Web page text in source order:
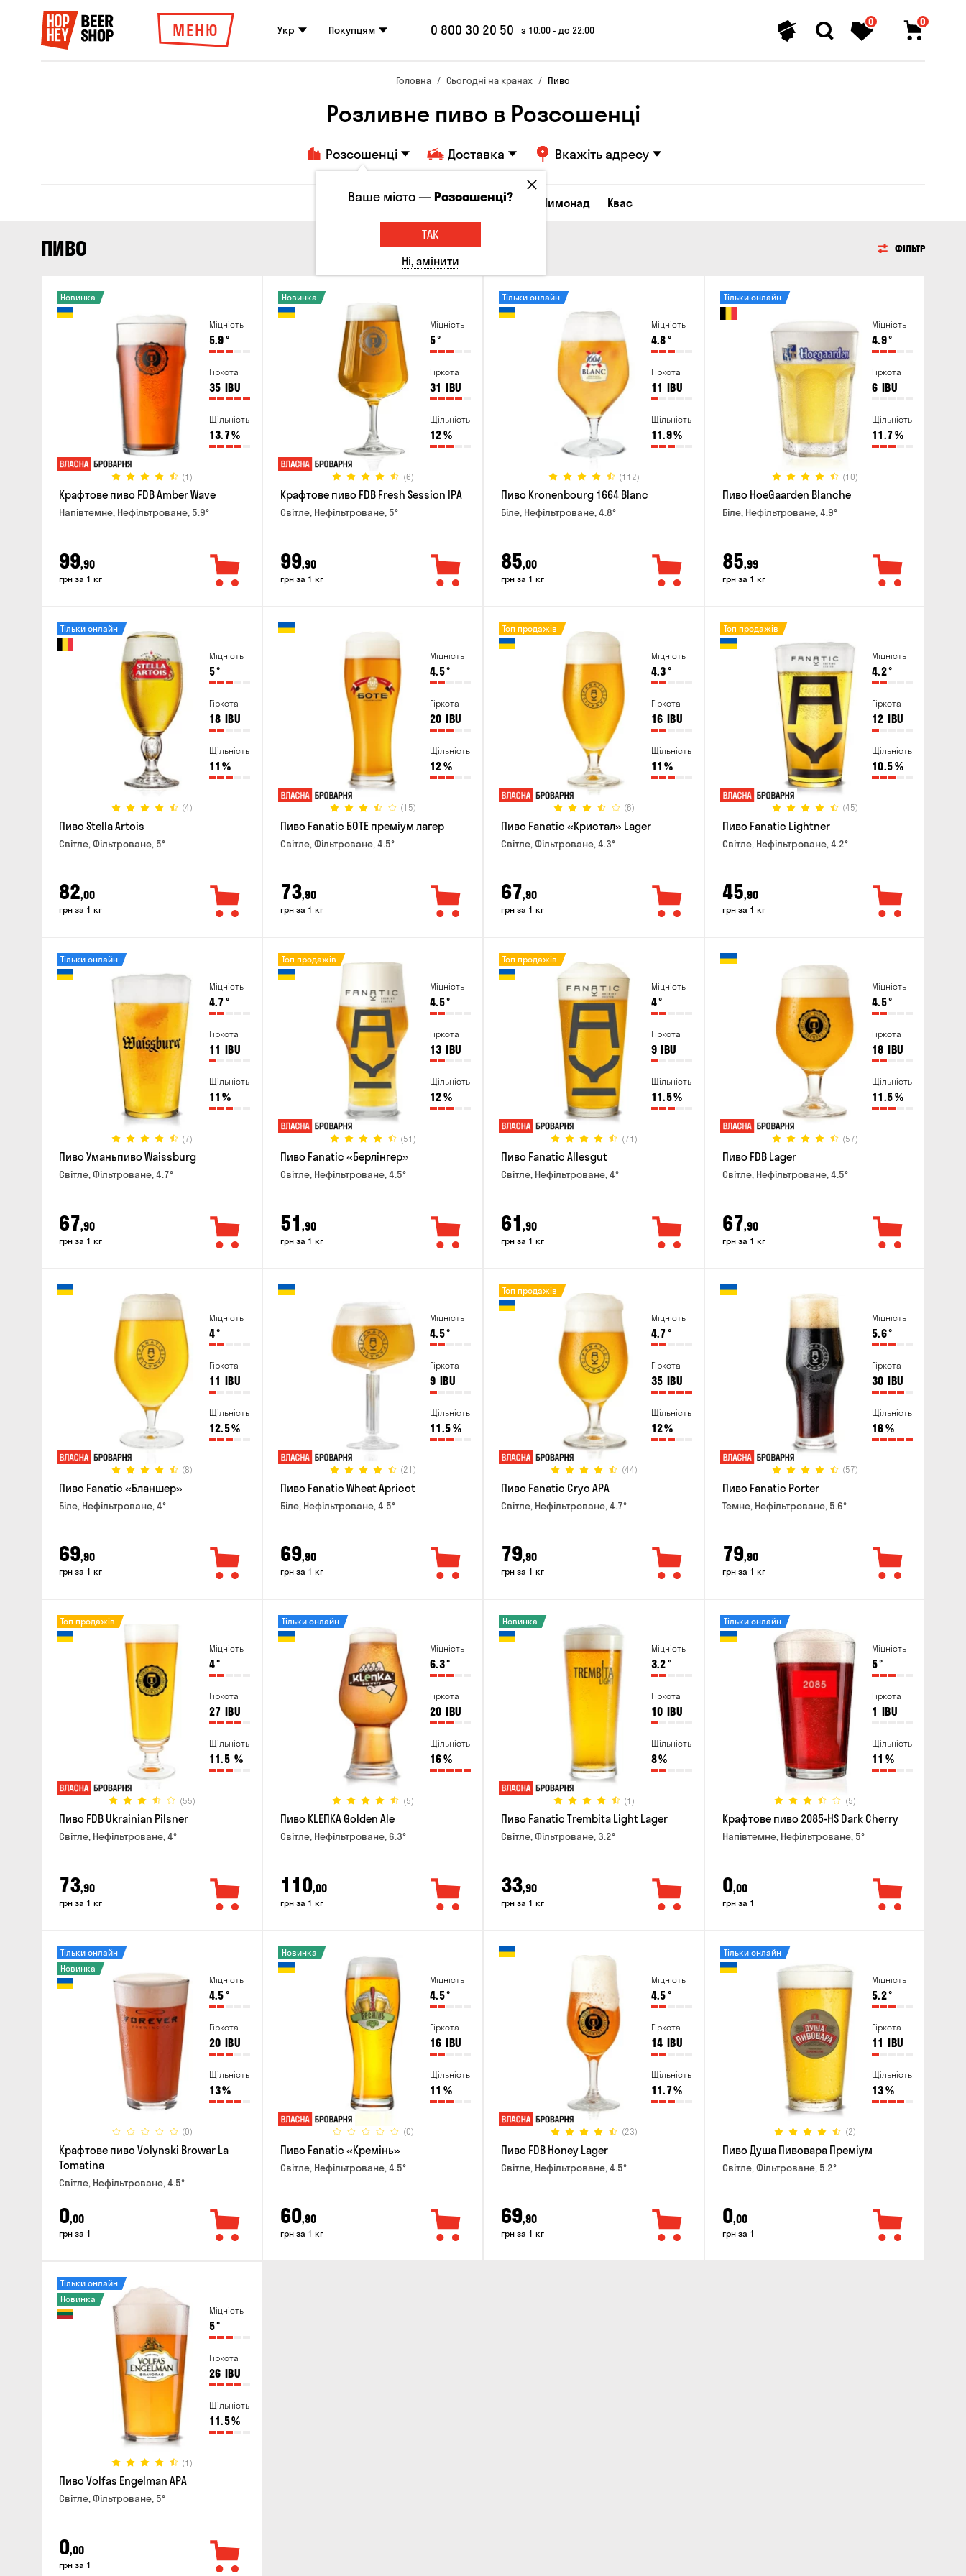
МЕНЮ Укр Покупцям 0 800 30 20 50 з 10:00 - до 22:00
0 0
Головна Сьогодні на кранах Пиво
Розливне пиво в Розсошенці
Розсошенці Доставка Вкажіть адресу
Всі товари Пиво Сидр Вино Лимонад Квас
ПИВО ФІЛЬТР
Міцність
5.9°
Гіркота
35 IBU
Щільність
13.7%
(1)
Новинка
Крафтове пиво FDB Amber Wave
Напівтемне, Нефільтроване, 5.9°
99,90
грн за 1 кг
Міцність
5°
Гіркота
31 IBU
Щільність
12%
(6)
Новинка
Крафтове пиво FDB Fresh Session IPA
Світле, Нефільтроване, 5°
99,90
грн за 1 кг
Міцність
4.8°
Гіркота
11 IBU
Щільність
11.9%
(112)
Тільки онлайн
Пиво Kronenbourg 1664 Blanc
Біле, Нефільтроване, 4.8°
85,00
грн за 1 кг
Міцність
4.9°
Гіркота
6 IBU
Щільність
11.7%
(10)
Тільки онлайн
Пиво HoeGaarden Blanche
Біле, Нефільтроване, 4.9°
85,99
грн за 1 кг
Міцність
5°
Гіркота
18 IBU
Щільність
11 %
(4)
Тільки онлайн
Пиво Stella Artois
Світле, Фільтроване, 5°
82,00
грн за 1 кг
Міцність
4.5°
Гіркота
20 IBU
Щільність
12%
(15)
Пиво Fanatic БОТЕ преміум лагер
Світле, Фільтроване, 4.5°
73,90
грн за 1 кг
Міцність
4.3°
Гіркота
16 IBU
Щільність
11 %
(6)
Топ продажів
Пиво Fanatic «Кристал» Lager
Світле, Фільтроване, 4.3°
67,90
грн за 1 кг
Міцність
4.2°
Гіркота
12 IBU
Щільність
10.5%
(45)
Топ продажів
Пиво Fanatic Lightner
Світле, Нефільтроване, 4.2°
45,90
грн за 1 кг
Міцність
4.7°
Гіркота
11 IBU
Щільність
11 %
(7)
Тільки онлайн
Пиво Уманьпиво Waissburg
Світле, Фільтроване, 4.7°
67,90
грн за 1 кг
Міцність
4.5°
Гіркота
13 IBU
Щільність
12%
(51)
Топ продажів
Пиво Fanatic «Берлінгер»
Світле, Нефільтроване, 4.5°
51 ,90
грн за 1 кг
Міцність
4°
Гіркота
9 IBU
Щільність
11.5%
(71)
Топ продажів
Пиво Fanatic Allesgut
Світле, Нефільтроване, 4°
61 ,90
грн за 1 кг
Міцність
4.5°
Гіркота
18 IBU
Щільність
11.5%
(57)
Пиво FDB Lager
Світле, Нефільтроване, 4.5°
67,90
грн за 1 кг
Міцність
4°
Гіркота
11 IBU
Щільність
12.5%
(8)
Пиво Fanatic «Бланшер»
Біле, Нефільтроване, 4°
69,90
грн за 1 кг
Міцність
4.5°
Гіркота
9 IBU
Щільність
11.5%
(21)
Пиво Fanatic Wheat Apricot
Біле, Нефільтроване, 4.5°
69,90
грн за 1 кг
Міцність
4.7°
Гіркота
35 IBU
Щільність
12%
(44)
Топ продажів
Пиво Fanatic Cryo APA
Світле, Нефільтроване, 4.7°
79,90
грн за 1 кг
Міцність
5.6°
Гіркота
30 IBU
Щільність
16%
(57)
Пиво Fanatic Porter
Темне, Нефільтроване, 5.6°
79,90
грн за 1 кг
Міцність
4°
Гіркота
27 IBU
Щільність
11.5 %
(55)
Топ продажів
Пиво FDB Ukrainian Pilsner
Світле, Нефільтроване, 4°
73,90
грн за 1 кг
Міцність
6.3°
Гіркота
20 IBU
Щільність
16%
(5)
Тільки онлайн
Пиво KLEПКА Golden Ale
Світле, Нефільтроване, 6.3°
110,00
грн за 1 кг
Міцність
3.2°
Гіркота
10 IBU
Щільність
8%
(1)
Новинка
Пиво Fanatic Trembita Light Lager
Світле, Фільтроване, 3.2°
33,90
грн за 1 кг
Міцність
5°
Гіркота
1 IBU
Щільність
11 %
(5)
Тільки онлайн
Крафтове пиво 2085-HS Dark Cherry
Напівтемне, Нефільтроване, 5°
0,00
грн за 1
Міцність
4.5°
Гіркота
20 IBU
Щільність
13%
(0)
Тільки онлайн
Новинка
Крафтове пиво Volynski Browar La
Tomatina
Світле, Нефільтроване, 4.5°
0,00
грн за 1
Міцність
4.5°
Гіркота
16 IBU
Щільність
11 %
(0)
Новинка
Пиво Fanatic «Кремінь»
Світле, Нефільтроване, 4.5°
60,90
грн за 1 кг
Міцність
4.5°
Гіркота
14 IBU
Щільність
11.7%
(23)
Пиво FDB Honey Lager
Світле, Нефільтроване, 4.5°
69,90
грн за 1 кг
Міцність
5.2°
Гіркота
11 IBU
Щільність
13%
(2)
Тільки онлайн
Пиво Душа Пивовара Преміум
Світле, Фільтроване, 5.2°
0,00
грн за 1
Міцність
5°
Гіркота
26 IBU
Щільність
11.5%
(1)
Тільки онлайн
Новинка
Пиво Volfas Engelman APA
Світле, Фільтроване, 5°
0,00
грн за 1
Ваше місто —Розсошенці?
ТАК
Ні, змінити